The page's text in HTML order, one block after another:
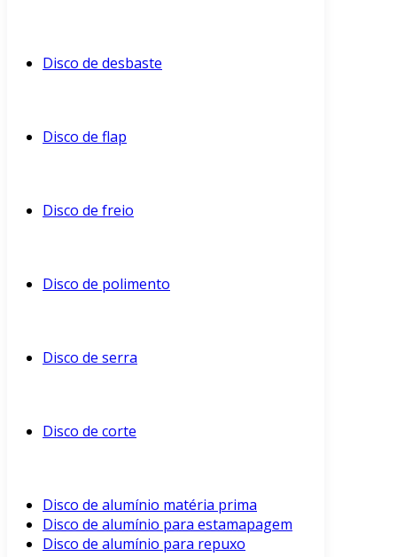
Disco de desbaste
Disco de flap
Disco de freio
Disco de polimento
Disco de serra
Disco de corte
Disco de alumínio matéria prima
Disco de alumínio para estamapagem
Disco de alumínio para repuxo